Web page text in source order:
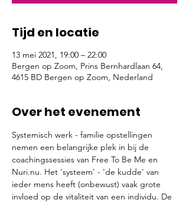
Tijd en locatie
13 mei 2021, 19:00 – 22:00
Bergen op Zoom, Prins Bernhardlaan 64,
4615 BD Bergen op Zoom, Nederland
Over het evenement
Systemisch werk - familie opstellingen
nemen een belangrijke plek in bij de
coachingssessies van Free To Be Me en
Nuri.nu. Het 'systeem' - 'de kudde' van
ieder mens heeft (onbewust) vaak grote
invloed op de vitaliteit van een individu. De